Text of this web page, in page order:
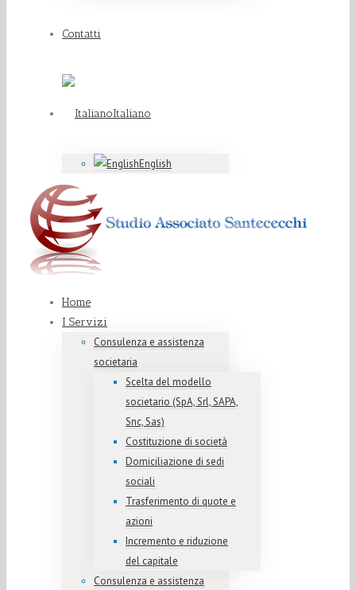
Contatti
Italiano
English
Home
I Servizi
Consulenza e assistenza
societaria
Scelta del modello
societario (SpA, Srl, SAPA,
Snc, Sas)
Costituzione di società
Domiciliazione di sedi
sociali
Trasferimento di quote e
azioni
Incremento e riduzione
del capitale
Consulenza e assistenza